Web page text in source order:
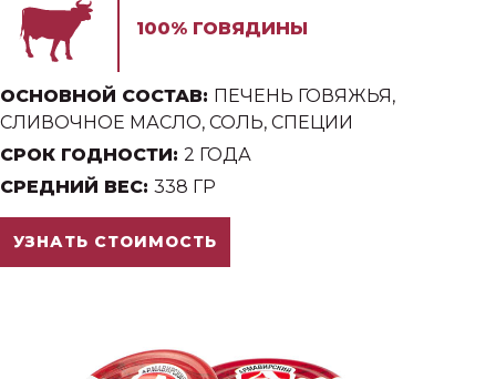
100% ГОВЯДИНЫ
ОСНОВНОЙ СОСТАВ: ПЕЧЕНЬ ГОВЯЖЬЯ,
СЛИВОЧНОЕ МАСЛО, СОЛЬ, СПЕЦИИ
СРОК ГОДНОСТИ: 2 ГОДА
СРЕДНИЙ ВЕС: 338 ГР
УЗНАТЬ СТОИМОСТЬ